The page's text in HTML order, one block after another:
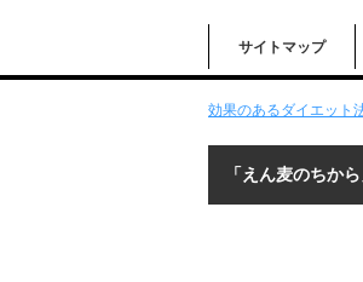
サイトマップ
効果のあるダイエット
「えん麦のちか